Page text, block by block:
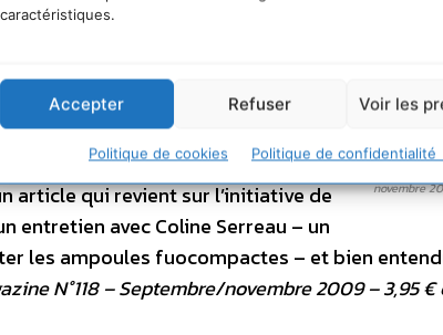
caractéristiques.
Accepter Refuser Voir les
Politique de cookies Politique de confidentialité
Panda
novembre
pourrait perdre 70% de leurs
l’action :
C’est pourquoi la mobilisation de
passe par la collecte d’un million de
et aussi par des actions qui
numéro consacré au changement
article qui revient sur l’initiative de
entretien avec Coline Serreau – un
les ampoules fuocompactes – et bien
N°118 – Septembre/novembre 2009 – 3,95